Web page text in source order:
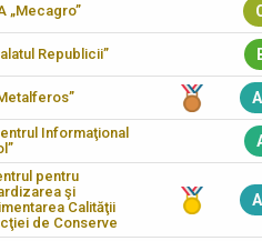
„Mecagro”
Republicii”
Informaţional
pentru
şi
Calităţii
de Conserve